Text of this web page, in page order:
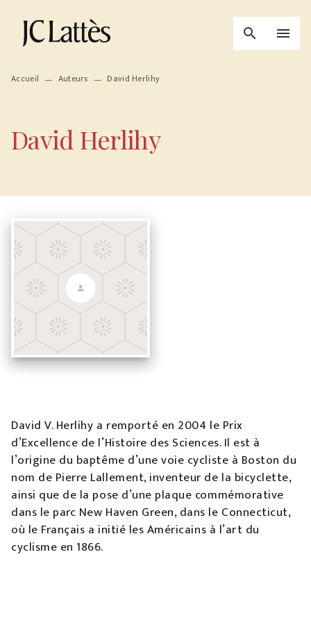
MENU RECHERCHE
PIED DE PAGE
search menu
Accueil — Auteurs — David Herlihy
David Herlihy
David V. Herlihy a remporté en 2004 le Prix
d’Excellence de l’Histoire des Sciences. Il est à
l’origine du baptême d’une voie cycliste à Boston du
nom de Pierre Lallement, inventeur de la bicyclette,
ainsi que de la pose d’une plaque commémorative
dans le parc New Haven Green, dans le Connecticut,
où le Français a initié les Américains à l’art du
cyclisme en 1866.